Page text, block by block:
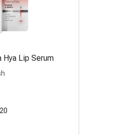
Hya Lip Serum